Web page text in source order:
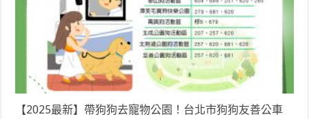
【2025最新】帶狗狗去寵物公園！台北市狗狗友善公車